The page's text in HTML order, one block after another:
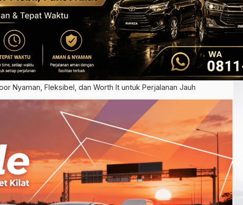
Nyaman, Fleksibel, dan Worth It untuk Perjalanan Jauh